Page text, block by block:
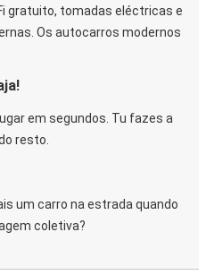
gratuito, tomadas eléctricas e
Os autocarros modernos
em segundos. Tu fazes a
resto.
um carro na estrada quando
coletiva?